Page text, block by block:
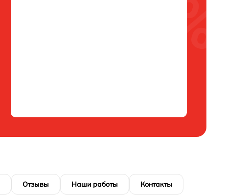
Отзывы Наши работы Контакты